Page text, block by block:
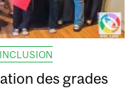
des grades